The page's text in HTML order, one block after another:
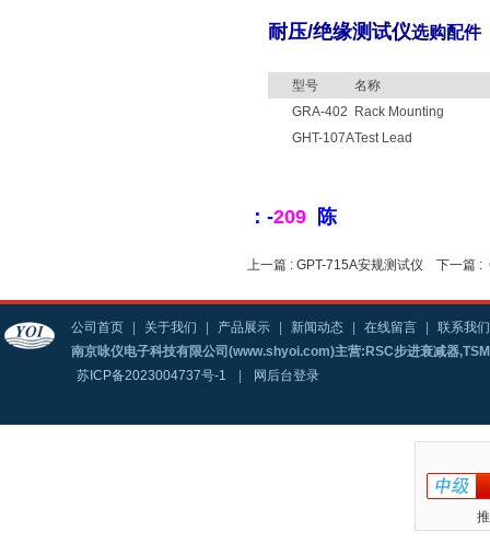
耐压/绝缘测试仪选购配件
型号
名称
GRA-402
Rack Mounting
GHT-107ATest Lead
：-209 陈
上一篇 : GPT-715A安规测试仪 下一篇 :
公司首页 关于我们 产品展示 新闻动态 在线留言
联系我们
南京咏仪电子科技有限公司(www.shyoi.com)主营:RSC步进衰减器
苏ICP备2023004737号-1
网后台登录